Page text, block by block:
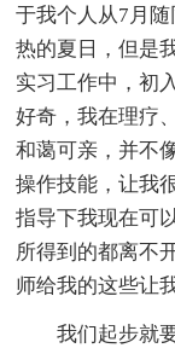
于我个人从7月
热的夏日，但是
实习工作中，初
好奇，我在理疗
和蔼可亲，并不
操作技能，让我
指导下我现在可
所得到的都离不
师给我的这些让
我们起步就